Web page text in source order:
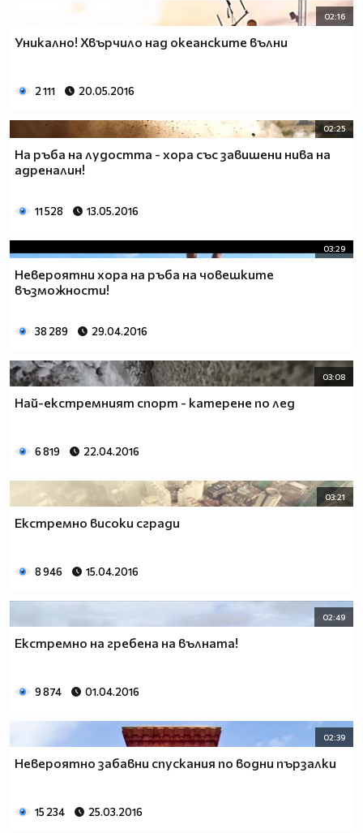
02:16
Уникално! Хвърчило над океанските вълни
2 111 20.05.2016
02:25
На ръба на лудостта - хора със завишени нива на
адреналин!
11 528 13.05.2016
03:29
Невероятни хора на ръба на човешките
възможности!
38 289 29.04.2016
03:08
Най-екстремният спорт - катерене по лед
6 819 22.04.2016
03:21
Екстремно високи сгради
8 946 15.04.2016
02:49
Екстремно на гребена на вълната!
9 874 01.04.2016
02:39
Невероятно забавни спускания по водни пързалки
15 234 25.03.2016